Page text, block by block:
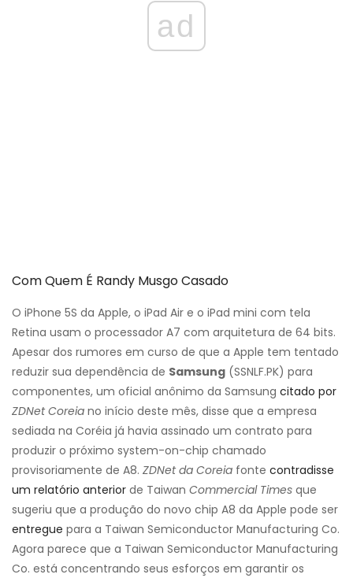
ad
Com Quem É Randy Musgo Casado
O iPhone 5S da Apple, o iPad Air e o iPad mini com tela
Retina usam o processador A7 com arquitetura de 64 bits.
Apesar dos rumores em curso de que a Apple tem tentado
reduzir sua dependência de Samsung (SSNLF.PK) para
componentes, um oficial anônimo da Samsung citado por
ZDNet Coreia no início deste mês, disse que a empresa
sediada na Coréia já havia assinado um contrato para
produzir o próximo system-on-chip chamado
provisoriamente de A8. ZDNet da Coreia fonte contradisse
um relatório anterior de Taiwan Commercial Times que
sugeriu que a produção do novo chip A8 da Apple pode ser
entregue para a Taiwan Semiconductor Manufacturing Co.
Agora parece que a Taiwan Semiconductor Manufacturing
Co. está concentrando seus esforços em garantir os